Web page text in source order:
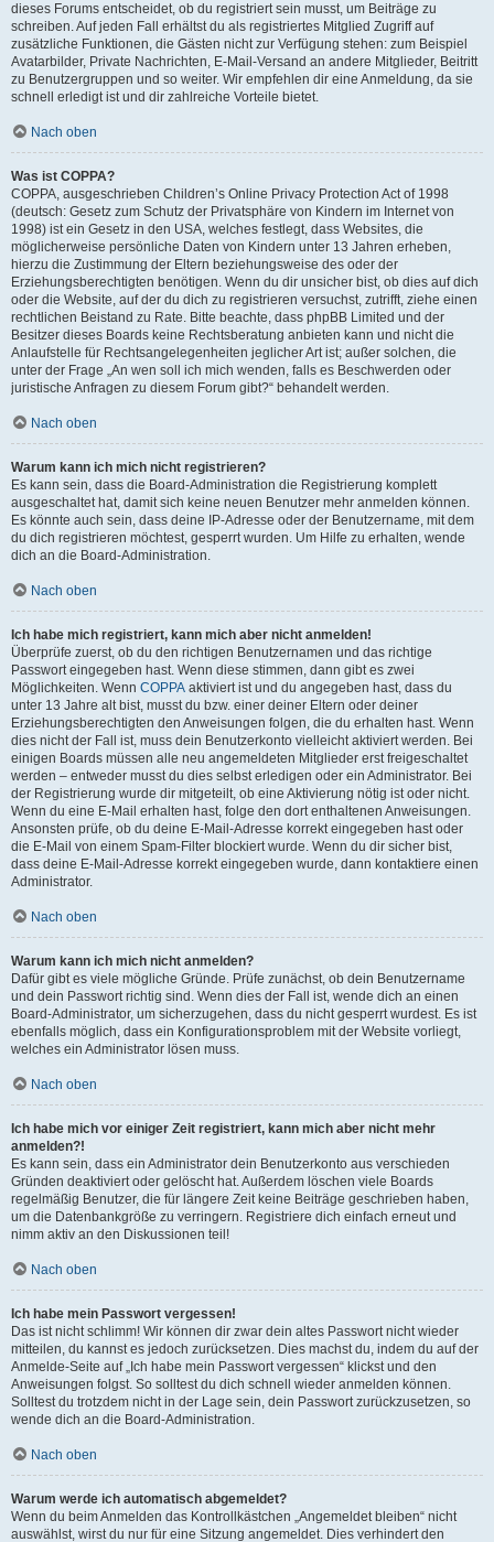
dieses Forums entscheidet, ob du registriert sein musst, um Beiträge zu
schreiben. Auf jeden Fall erhältst du als registriertes Mitglied Zugriff auf
zusätzliche Funktionen, die Gästen nicht zur Verfügung stehen: zum Beispiel
Avatarbilder, Private Nachrichten, E-Mail-Versand an andere Mitglieder, Beitritt
zu Benutzergruppen und so weiter. Wir empfehlen dir eine Anmeldung, da sie
schnell erledigt ist und dir zahlreiche Vorteile bietet.
Nach oben
Was ist COPPA?
COPPA, ausgeschrieben Children’s Online Privacy Protection Act of 1998
(deutsch: Gesetz zum Schutz der Privatsphäre von Kindern im Internet von
1998) ist ein Gesetz in den USA, welches festlegt, dass Websites, die
möglicherweise persönliche Daten von Kindern unter 13 Jahren erheben,
hierzu die Zustimmung der Eltern beziehungsweise des oder der
Erziehungsberechtigten benötigen. Wenn du dir unsicher bist, ob dies auf dich
oder die Website, auf der du dich zu registrieren versuchst, zutrifft, ziehe einen
rechtlichen Beistand zu Rate. Bitte beachte, dass phpBB Limited und der
Besitzer dieses Boards keine Rechtsberatung anbieten kann und nicht die
Anlaufstelle für Rechtsangelegenheiten jeglicher Art ist; außer solchen, die
unter der Frage „An wen soll ich mich wenden, falls es Beschwerden oder
juristische Anfragen zu diesem Forum gibt?“ behandelt werden.
Nach oben
Warum kann ich mich nicht registrieren?
Es kann sein, dass die Board-Administration die Registrierung komplett
ausgeschaltet hat, damit sich keine neuen Benutzer mehr anmelden können.
Es könnte auch sein, dass deine IP-Adresse oder der Benutzername, mit dem
du dich registrieren möchtest, gesperrt wurden. Um Hilfe zu erhalten, wende
dich an die Board-Administration.
Nach oben
Ich habe mich registriert, kann mich aber nicht anmelden!
Überprüfe zuerst, ob du den richtigen Benutzernamen und das richtige
Passwort eingegeben hast. Wenn diese stimmen, dann gibt es zwei
Möglichkeiten. Wenn COPPA aktiviert ist und du angegeben hast, dass du
unter 13 Jahre alt bist, musst du bzw. einer deiner Eltern oder deiner
Erziehungsberechtigten den Anweisungen folgen, die du erhalten hast. Wenn
dies nicht der Fall ist, muss dein Benutzerkonto vielleicht aktiviert werden. Bei
einigen Boards müssen alle neu angemeldeten Mitglieder erst freigeschaltet
werden – entweder musst du dies selbst erledigen oder ein Administrator. Bei
der Registrierung wurde dir mitgeteilt, ob eine Aktivierung nötig ist oder nicht.
Wenn du eine E-Mail erhalten hast, folge den dort enthaltenen Anweisungen.
Ansonsten prüfe, ob du deine E-Mail-Adresse korrekt eingegeben hast oder
die E-Mail von einem Spam-Filter blockiert wurde. Wenn du dir sicher bist,
dass deine E-Mail-Adresse korrekt eingegeben wurde, dann kontaktiere einen
Administrator.
Nach oben
Warum kann ich mich nicht anmelden?
Dafür gibt es viele mögliche Gründe. Prüfe zunächst, ob dein Benutzername
und dein Passwort richtig sind. Wenn dies der Fall ist, wende dich an einen
Board-Administrator, um sicherzugehen, dass du nicht gesperrt wurdest. Es ist
ebenfalls möglich, dass ein Konfigurationsproblem mit der Website vorliegt,
welches ein Administrator lösen muss.
Nach oben
Ich habe mich vor einiger Zeit registriert, kann mich aber nicht mehr
anmelden?!
Es kann sein, dass ein Administrator dein Benutzerkonto aus verschieden
Gründen deaktiviert oder gelöscht hat. Außerdem löschen viele Boards
regelmäßig Benutzer, die für längere Zeit keine Beiträge geschrieben haben,
um die Datenbankgröße zu verringern. Registriere dich einfach erneut und
nimm aktiv an den Diskussionen teil!
Nach oben
Ich habe mein Passwort vergessen!
Das ist nicht schlimm! Wir können dir zwar dein altes Passwort nicht wieder
mitteilen, du kannst es jedoch zurücksetzen. Dies machst du, indem du auf der
Anmelde-Seite auf „Ich habe mein Passwort vergessen“ klickst und den
Anweisungen folgst. So solltest du dich schnell wieder anmelden können.
Solltest du trotzdem nicht in der Lage sein, dein Passwort zurückzusetzen, so
wende dich an die Board-Administration.
Nach oben
Warum werde ich automatisch abgemeldet?
Wenn du beim Anmelden das Kontrollkästchen „Angemeldet bleiben“ nicht
auswählst, wirst du nur für eine Sitzung angemeldet. Dies verhindert den